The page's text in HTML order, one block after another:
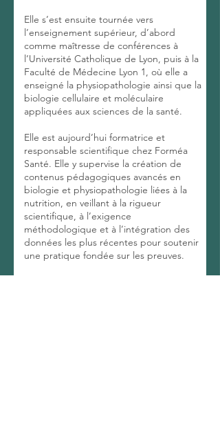
Elle s’est ensuite tournée vers
l’enseignement supérieur, d’abord
comme maîtresse de conférences à
l’Université Catholique de Lyon, puis à la
Faculté de Médecine Lyon 1, où elle a
enseigné la physiopathologie ainsi que la
biologie cellulaire et moléculaire
appliquées aux sciences de la santé.
Elle est aujourd’hui formatrice et
responsable scientifique chez Forméa
Santé. Elle y supervise la création de
contenus pédagogiques avancés en
biologie et physiopathologie liées à la
nutrition, en veillant à la rigueur
scientifique, à l’exigence
méthodologique et à l’intégration des
données les plus récentes pour soutenir
une pratique fondée sur les preuves.